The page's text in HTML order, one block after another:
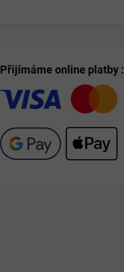
Přijímáme online platby :